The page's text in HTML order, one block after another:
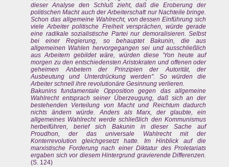
dieser Analyse den Schluß zieht, daß die Eroberung der
politischen Macht auch der Arbeiterschaft nur Nachteile bringe.
Schon das allgemeine Wahlrecht, von dessen Einführung sich
viele Arbeiter politische Freiheit versprächen, würde gerade
eine radikale sozialistische Partei nur demoralisieren. Selbst
bei einer Regierung, so behauptet Bakunin, die aus
allgemeinen Wahlen hervorgegangen sei und ausschließlich
aus Arbeitern gebildet wäre, würden diese 'Yon heute auf
morgen zu den entschiedensten Aristokraten und offenen oder
geheimen Anbetern der Prinzipien der Autorität, der
Ausbeutung und Unterdrückung werden". So würden die
Arbeiter schnell ihre revolutionäre Gesinnung verlieren.
Bakunins fundamentale Opposition gegen das allgemeine
Wahlrecht entsprach seiner Überzeugung, daß sich an der
bestehenden Verteilung von Macht und Reichtum dadurch
nichts ändern würde. Anders als Marx, der glaubte, ein
allgemeines Wahlrecht werde schließlich den Kommunismus
herbeiführen, berief sich Bakunin in dieser Sache auf
Proudhon, der das universale Wahlrecht mit der
Konterrevolution gleichgesetzt hatte. Im Hinblick auf die
marxistische Forderung nach einer Diktatur des Proletariats
ergaben sich vor diesem Hintergrund gravierende Differenzen.
(S. 124)